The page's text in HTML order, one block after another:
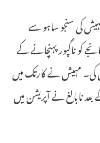
کی سنجو ساہو سے
کو ناگپور پہنچانے کے
پیشکش کی۔ مہیش نے کارتک میں
نابالغ نے آپریشن میں